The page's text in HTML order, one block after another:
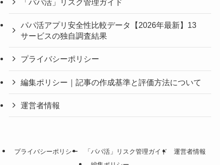
「パパ活」リスク管理ガイド
パパ活アプリ安全性比較データ【2026年最新】13
サービスの独自調査結果
プライバシーポリシー
編集ポリシー｜記事の作成基準と評価方法について
運営者情報
プライバシーポリシー 「パパ活」リスク管理ガイド
運営者情報